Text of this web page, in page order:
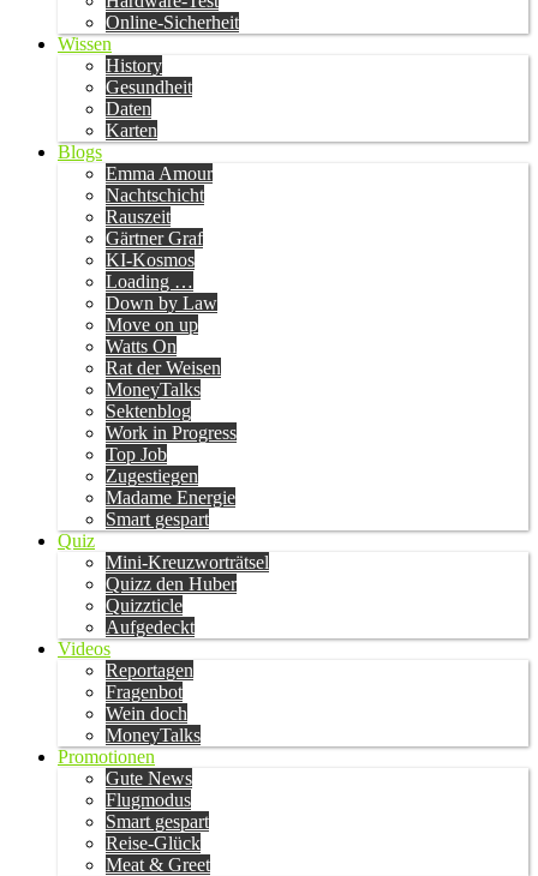
Online-Sicherheit
Wissen
History
Gesundheit
Daten
Karten
Blogs
Emma Amour
Nachtschicht
Rauszeit
Gärtner Graf
KI-Kosmos
Loading …
Down by Law
Move on up
Watts On
Rat der Weisen
MoneyTalks
Sektenblog
Work in Progress
Top Job
Zugestiegen
Madame Energie
Smart gespart
Quiz
Mini-Kreuzworträtsel
Quizz den Huber
Quizzticle
Aufgedeckt
Videos
Reportagen
Fragenbot
Wein doch
MoneyTalks
Promotionen
Gute News
Flugmodus
Smart gespart
Reise-Glück
Meat & Greet